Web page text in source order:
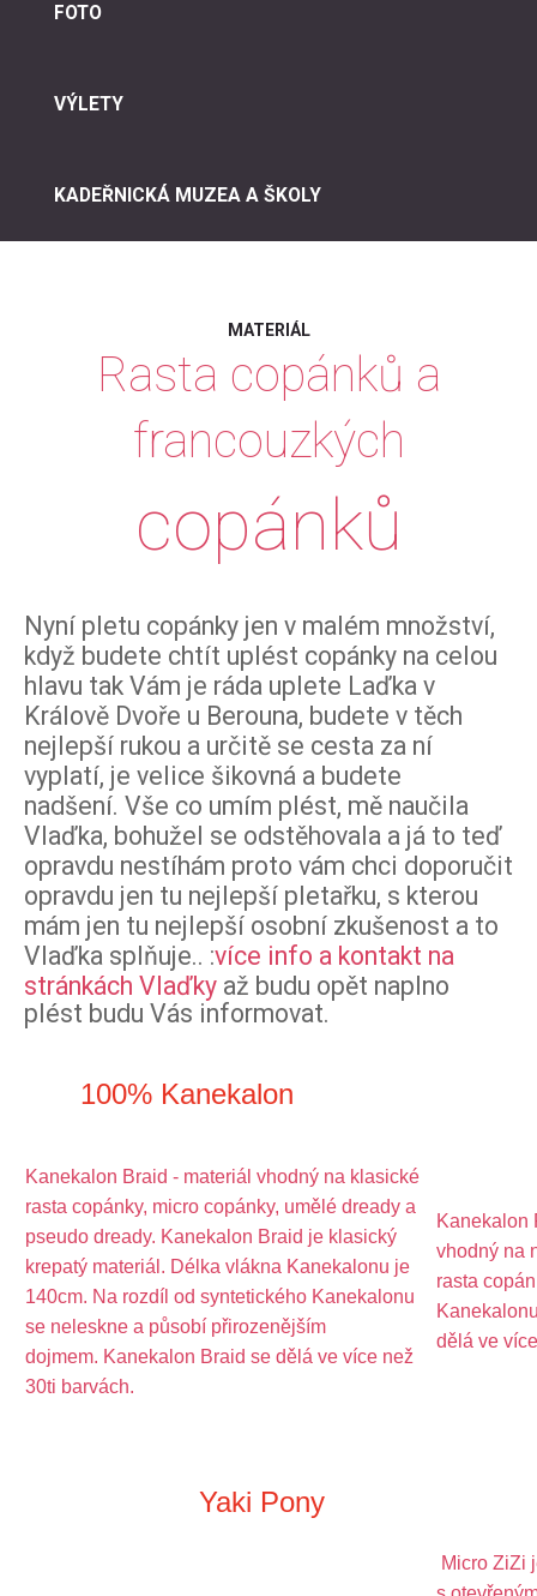
FOTO
VÝLETY
KADEŘNICKÁ MUZEA A ŠKOLY
MATERIÁL
Rasta copánků a
francouzkých
copánků
Nyní pletu copánky jen v malém množství,
když budete chtít uplést copánky na celou
hlavu tak Vám je ráda uplete Laďka v
Králově Dvoře u Berouna, budete v těch
nejlepší rukou a určitě se cesta za ní
vyplatí, je velice šikovná a budete
nadšení. Vše co umím plést, mě naučila
Vlaďka, bohužel se odstěhovala a já to teď
opravdu nestíhám proto vám chci doporučit
opravdu jen tu nejlepší pletařku, s kterou
mám jen tu nejlepší osobní zkušenost a to
Vlaďka splňuje.. :více info a kontakt na
stránkách Vlaďky až budu opět naplno
plést budu Vás informovat.
100% Kanekalon
Kanekalon Braid - materiál vhodný na klasické
rasta copánky, micro copánky, umělé dready a
pseudo dready. Kanekalon Braid je klasický
krepatý materiál. Délka vlákna Kanekalonu je
140cm. Na rozdíl od syntetického Kanekalonu
se neleskne a působí přirozenějším
dojmem. Kanekalon Braid se dělá ve více než
30ti barvách.
Kanekalon
vhodný na
rasta
dělá ve
Yaki Pony
Micro ZiZi